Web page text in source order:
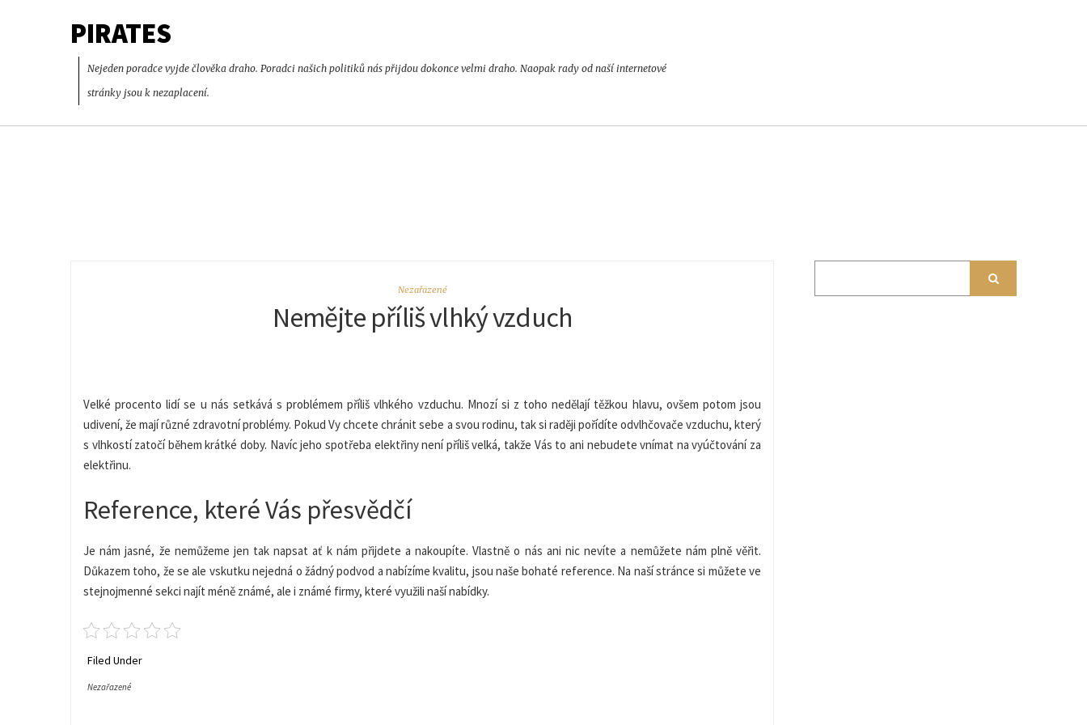
PIRATES
Nejeden poradce vyjde člověka draho. Poradci našich politiků nás přijdou dokonce velmi draho. Naopak rady od naší internetové
stránky jsou k nezaplacení.
Nezařazené
Nemějte příliš vlhký vzduch
Velké procento lidí se u nás setkává s problémem příliš vlhkého vzduchu. Mnozí si z toho nedělají těžkou hlavu, ovšem potom jsou
udivení, že mají různé zdravotní problémy. Pokud Vy chcete chránit sebe a svou rodinu, tak si raději pořídíte odvlhčovače vzduchu, který
s vlhkostí zatočí během krátké doby. Navíc jeho spotřeba elektřiny není příliš velká, takže Vás to ani nebudete vnímat na vyúčtování za
elektřinu.
Reference, které Vás přesvědčí
Je nám jasné, že nemůžeme jen tak napsat ať k nám přijdete a nakoupíte. Vlastně o nás ani nic nevíte a nemůžete nám plně věřit.
Důkazem toho, že se ale vskutku nejedná o žádný podvod a nabízíme kvalitu, jsou naše bohaté reference. Na naší stránce si můžete ve
stejnojmenné sekci najít méně známé, ale i známé firmy, které využili naší nabídky.
Filed Under
Nezařazené